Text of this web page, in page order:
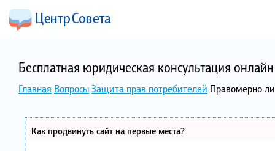
Бесплатная юридическая консультация
Главная ВопросыЗащита прав потребителей Правомерно
Как продвинуть сайт на первые места?